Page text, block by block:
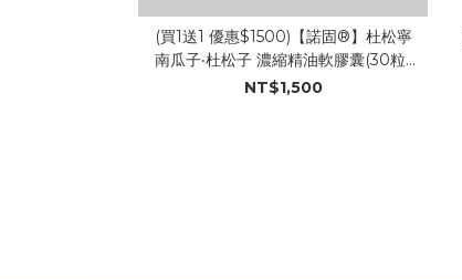
(買1送1 優惠$1500)【諾固®】杜松寧
南瓜子‧杜松子 濃縮精油軟膠囊(30粒/
盒)
NT$1,500